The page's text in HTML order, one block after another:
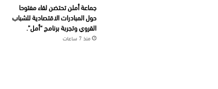
جماعة أملن تحتضن لقاء مفتوحا
حول المبادرات الاقتصادية للشباب
القروي وتجربة برنامج “أمل”.
منذ 7 ساعات